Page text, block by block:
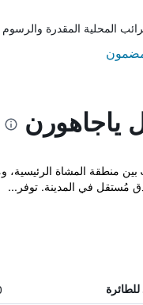
المحلية المقدرة
ياجاهورن